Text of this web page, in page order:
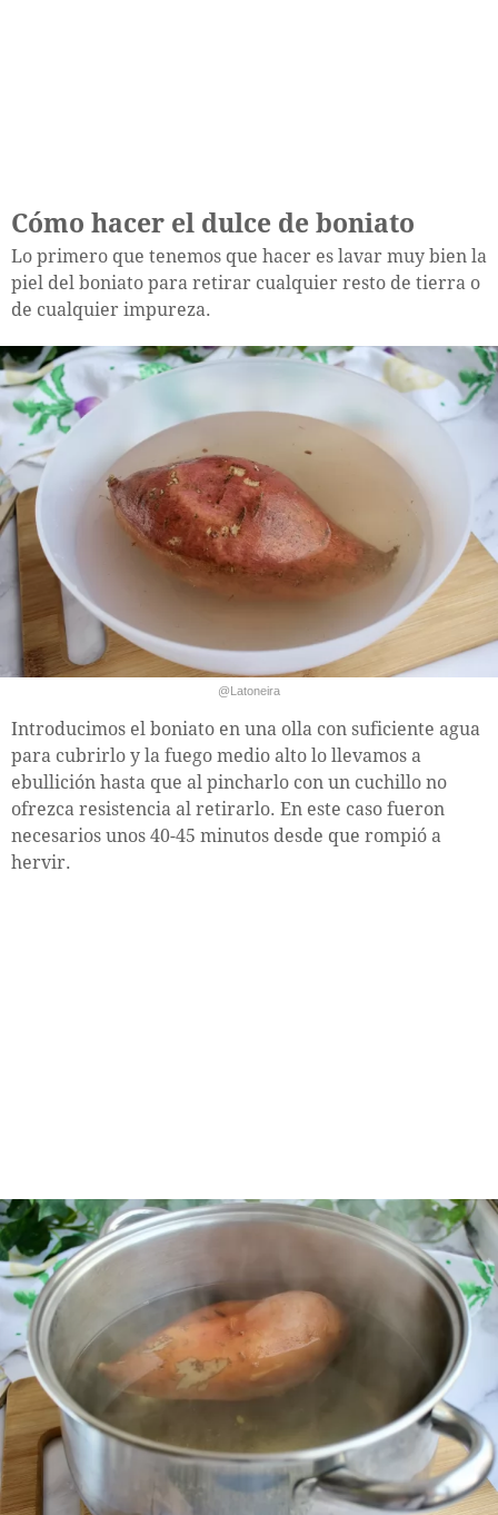
Cómo hacer el dulce de boniato
Lo primero que tenemos que hacer es lavar muy bien la
piel del boniato para retirar cualquier resto de tierra o
de cualquier impureza.
@Latoneira
Introducimos el boniato en una olla con suficiente agua
para cubrirlo y la fuego medio alto lo llevamos a
ebullición hasta que al pincharlo con un cuchillo no
ofrezca resistencia al retirarlo. En este caso fueron
necesarios unos 40-45 minutos desde que rompió a
hervir.